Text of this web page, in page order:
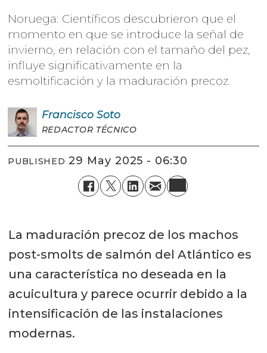
Noruega: Científicos descubrieron que el
momento en que se introduce la señal de
invierno, en relación con el tamaño del pez,
influye significativamente en la
esmoltificación y la maduración precoz.
Francisco Soto
REDACTOR TÉCNICO
PUBLISHED 29 May 2025 - 06:30
La maduración precoz de los machos
post-smolts de salmón del Atlántico es
una característica no deseada en la
acuicultura y parece ocurrir debido a la
intensificación de las instalaciones
modernas.